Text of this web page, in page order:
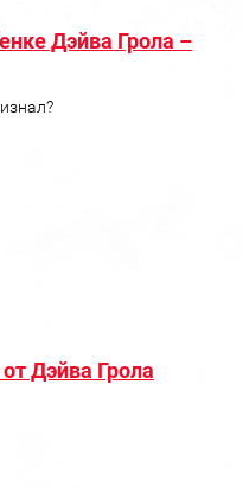
Дэйва Грола –
Дэйва Грола